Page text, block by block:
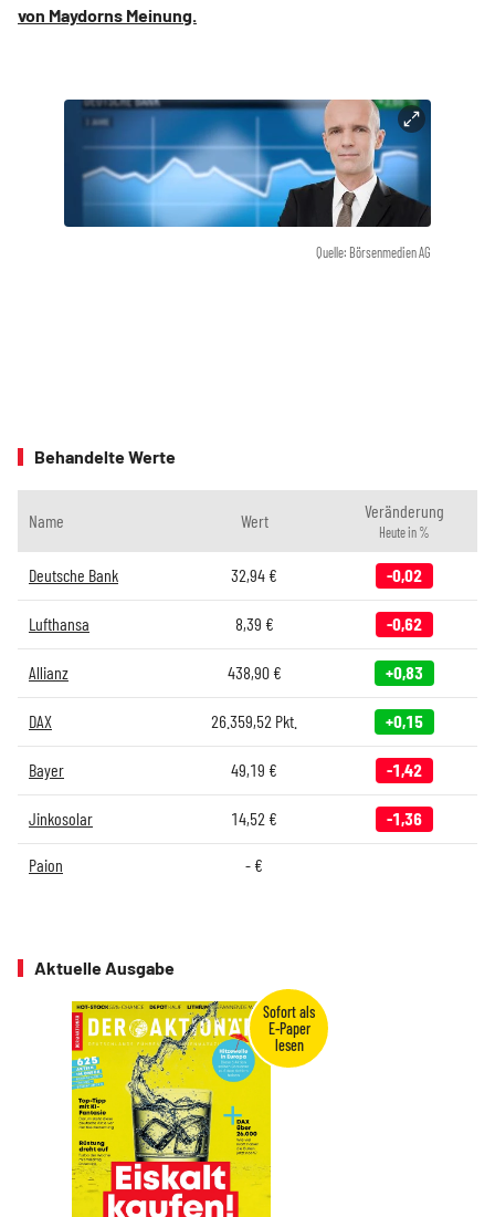
von Maydorns Meinung.
Quelle: Börsenmedien AG
Behandelte Werte
Name Wert Veränderung
Heute in %
Deutsche Bank 32,94 € -0,02
Lufthansa 8,39 € -0,62
Allianz 438,90€ +0,83
DAX 26.359,52 Pkt. +0,15
Bayer 49,19 € -1,42
Jinkosolar 14,52 € -1,36
Paion - €
Aktuelle Ausgabe